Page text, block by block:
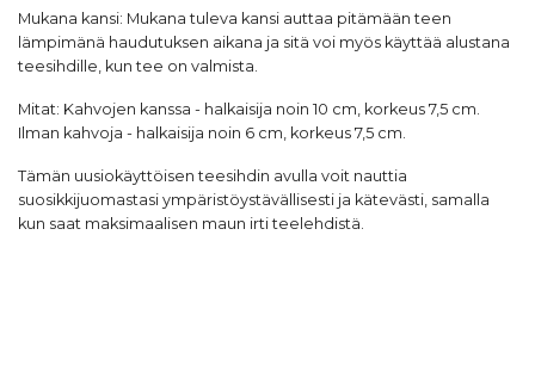
Mukana kansi: Mukana tuleva kansi auttaa pitämään teen
lämpimänä haudutuksen aikana ja sitä voi myös käyttää alustana
teesihdille, kun tee on valmista.
Mitat: Kahvojen kanssa - halkaisija noin 10 cm, korkeus 7,5 cm.
Ilman kahvoja - halkaisija noin 6 cm, korkeus 7,5 cm.
Tämän uusiokäyttöisen teesihdin avulla voit nauttia
suosikkijuomastasi ympäristöystävällisesti ja kätevästi, samalla
kun saat maksimaalisen maun irti teelehdistä.